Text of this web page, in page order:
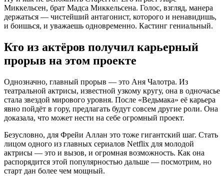
Миккельсен, брат Мадса Миккельсена. Голос, взгляд, манера
держаться — чистейший антагонист, которого и ненавидишь,
и боишься, и уважаешь одновременно. Кастинг гениальный.
Кто из актёров получил карьерный
прорыв на этом проекте
Однозначно, главный прорыв — это Аня Чалотра. Из
театральной актрисы, известной узкому кругу, она в одночасье
стала звездой мирового уровня. После «Ведьмака» её карьера
явно пойдёт в гору, предлагать будут совсем другие роли. Она
доказала, что может нести на себе огромный проект.
Безусловно, для Фрейи Аллан это тоже гигантский шаг. Стать
лицом одного из главных сериалов Netflix для молодой
актрисы — это и вызов, и огромная возможность. Как она
распорядится этой популярностью дальше — посмотрим, но
старт дан более чем мощный.